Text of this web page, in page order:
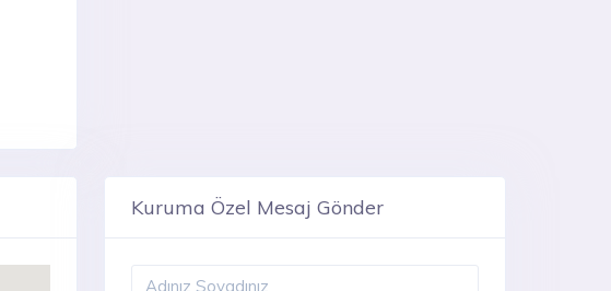
Kuruma Özel Mesaj Gönder